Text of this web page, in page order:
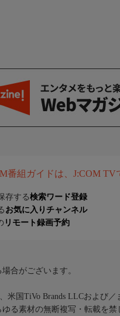
番組ガイドは、J:COM
存する検索ワード登録
お気に入りチャンネル
リモート録画予約
合がございます。
米国TiVo Brands LLCおよび
る素材の無断複写・転載を禁